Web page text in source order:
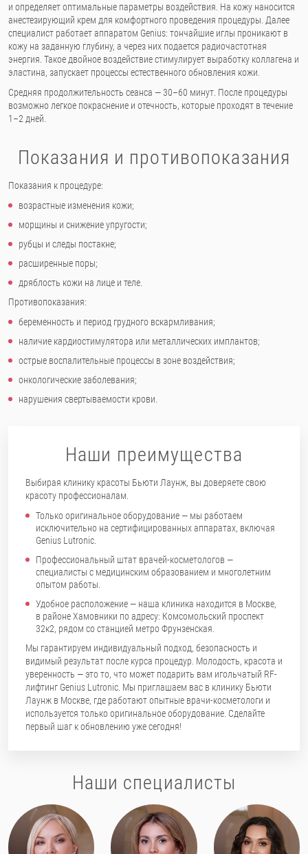
и определяет оптимальные параметры воздействия. На кожу наносится
анестезирующий крем для комфортного проведения процедуры. Далее
специалист работает аппаратом Genius: тончайшие иглы проникают в
кожу на заданную глубину, а через них подается радиочастотная
энергия. Такое двойное воздействие стимулирует выработку коллагена и
эластина, запускает процессы естественного обновления кожи.
Средняя продолжительность сеанса — 30–60 минут. После процедуры
возможно легкое покраснение и отечность, которые проходят в течение
1–2 дней.
Показания и противопоказания
Показания к процедуре:
возрастные изменения кожи;
морщины и снижение упругости;
рубцы и следы постакне;
расширенные поры;
дряблость кожи на лице и теле.
Противопоказания:
беременность и период грудного вскармливания;
наличие кардиостимулятора или металлических имплантов;
острые воспалительные процессы в зоне воздействия;
онкологические заболевания;
нарушения свертываемости крови.
Наши преимущества
Выбирая клинику красоты Бьюти Лаунж, вы доверяете свою
красоту профессионалам.
Только оригинальное оборудование — мы работаем
исключительно на сертифицированных аппаратах, включая
Genius Lutronic.
Профессиональный штат врачей-косметологов —
специалисты с медицинским образованием и многолетним
опытом работы.
Удобное расположение — наша клиника находится в Москве,
в районе Хамовники по адресу: Комсомольский проспект
32к2, рядом со станцией метро Фрунзенская.
Мы гарантируем индивидуальный подход, безопасность и
видимый результат после курса процедур. Молодость, красота и
уверенность — это то, что может подарить вам игольчатый RF-
лифтинг Genius Lutronic. Мы приглашаем вас в клинику Бьюти
Лаунж в Москве, где работают опытные врачи-косметологи и
используется только оригинальное оборудование. Сделайте
первый шаг к обновлению уже сегодня!
Наши специалисты